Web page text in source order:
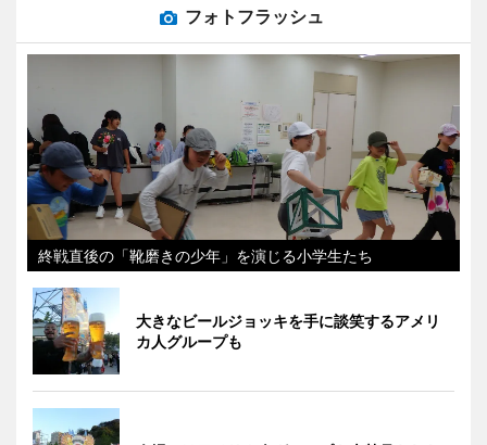
フォトフラッシュ
終戦直後の「靴磨きの少年」を演じる小学生たち
大きなビールジョッキを手に談笑するアメリ
カ人グループも